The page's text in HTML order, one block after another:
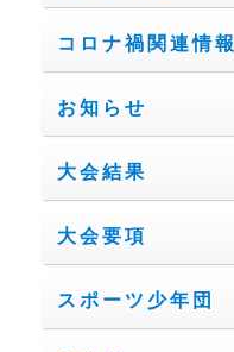
コロナ禍関連情報
お知らせ
大会結果
大会要項
スポーツ少年団